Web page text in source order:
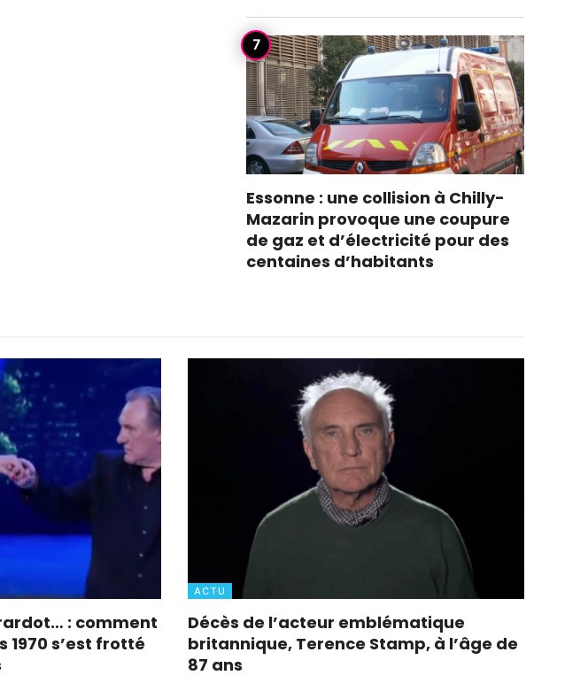
Essonne : une collision à Chilly-
Mazarin provoque une coupure
de gaz et d’électricité pour des
centaines d’habitants
: comment
1970 s’est frotté
ACTU
Décès de l’acteur emblématique
britannique, Terence Stamp, à l’âge de
87 ans